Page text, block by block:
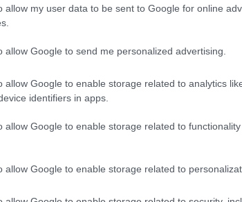
allow my user data to be sent to Google for online
allow Google to send me personalized advertising.
allow Google to enable storage related to analytics
identifiers in apps.
allow Google to enable storage related to
allow Google to enable storage related to
eredetét, elhallgatott őstörténetét beszéli el. Ha
20. századi szerző kútfejéből pattant ki, akár
netán lejegyzett rovásokból veszi kezdetét.
és tartalomvezetésében tobzódóan